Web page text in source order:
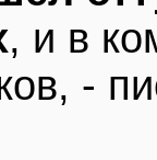
, и в
-